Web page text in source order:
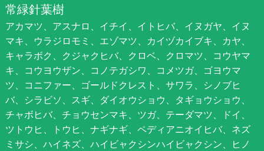
常緑針葉樹
アカマツ、アスナロ、イチイ、イトヒバ、イヌガヤ、イヌ
マキ、ウラジロモミ、エゾマツ、カイヅカイブキ、カヤ、
キャラボク、クジャクヒバ、クロベ、クロマツ、コウヤマ
キ、コウヨウザン、コノテガシワ、コメツガ、ゴヨウマ
ツ、コニファー、ゴールドクレスト、サワラ、シノブヒ
バ、シラビソ、スギ、ダイオウショウ、タギョウショウ、
チャボヒバ、チョウセンマキ、ツガ、テーダマツ、ドイ、
ツトウヒ、トウヒ、ナギナギ、ペディアニオイヒバ、ネズ
ミサシ、ハイネズ、ハイビャクシンハイビャクシン、ヒノ